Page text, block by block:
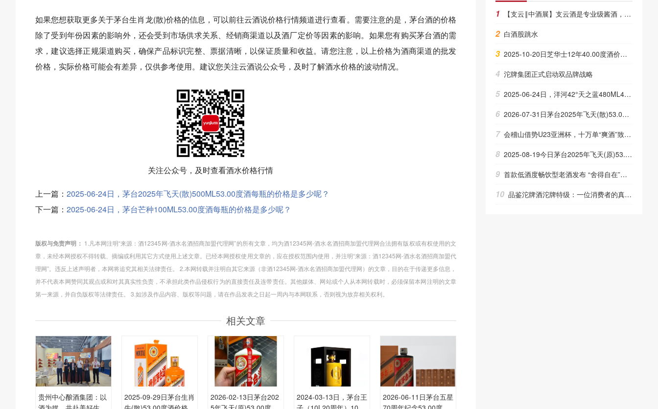
如果您想获取更多关于茅台生肖龙(散)价格的信息，可以前往云酒说价格行情频道进行查看。需要注意的是，茅台酒的价格
除了受到年份因素的影响外，还会受到市场供求关系、经销商渠道以及酒厂定价等因素的影响。如果您有购买茅台酒的需
求，建议选择正规渠道购买，确保产品标识完整、票据清晰，以保证质量和收益。请您注意，以上价格为酒商渠道的批发
价格，实际价格可能会有差异，仅供参考使用。建议您关注云酒说公众号，及时了解酒水价格的波动情况。
关注公众号，及时查看酒水价格行情
上一篇： 2025-06-24日，茅台2025年飞天(散)500ML53.00度酒每瓶的价格是多少呢？
下一篇： 2025-06-24日，茅台芒种100ML53.00度酒每瓶的价格是多少呢？
版权与免责声明： 1.凡本网注明“来源：酒12345网-酒水名酒招商加盟代理网”的所有文章，均为酒12345网-酒水名酒招商加盟代理网合法拥有版权或有权使用的文
章，未经本网授权不得转载、摘编或利用其它方式使用上述文章。已经本网授权使用文章的，应在授权范围内使用，并注明“来源：酒12345网-酒水名酒招商加盟代
理网”。违反上述声明者，本网将追究其相关法律责任。 2.本网转载并注明自其它来源（非酒12345网-酒水名酒招商加盟代理网）的文章，目的在于传递更多信息，
并不代表本网赞同其观点或和对其真实性负责，不承担此类作品侵权行为的直接责任及连带责任。其他媒体、网站或个人从本网转载时，必须保留本网注明的文章
第一来源，并自负版权等法律责任。 3.如涉及作品内容、版权等问题，请在作品发表之日起一周内与本网联系，否则视为放弃相关权利。
相关文章
贵州中心酿酒集团：以
2025-09-29日茅台生肖
2026-02-13日茅台202
2024-03-13日，茅台王
2026-06-11日茅台五星
1
【支云‖中酒展】支云酒是专业级酱酒，也是匠心精神的体现
2 白酒股跳水
3 2025-10-20日芝华士12年40.00度酒价格为85一瓶，上涨 85元
4 沱牌集团正式启动双品牌战略
5 2025-06-24日，洋河42°天之蓝480ML42.00度酒每瓶的价格是多少呢？
6 2026-07-31日茅台2025年飞天(散)53.00度酒价格为1,700一瓶，上涨 10元
7 会稽山借势U23亚洲杯，十万单“爽酒”致敬青春拼搏
8 2025-08-19今日茅台2025年飞天(原)53.00度酒价格为1,855一瓶，下跌 5元
9 首款低酒度畅饮型老酒发布 “舍得自在”以高质价比引领低度酒赛道
10 品鉴沱牌酒沱牌特级：一位消费者的真实体验与推荐